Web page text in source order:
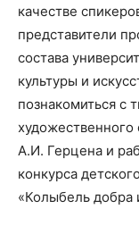
качестве
представители
состава
культуры и
познакомиться с
художественного
А.И. Герцена и
конкурса
«Колыбель добра